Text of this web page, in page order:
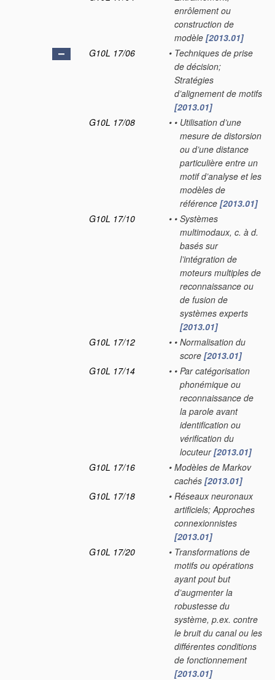
enrôlement ou
construction de
modèle [2013.01]
G10L 17/06
• Techniques de prise
de décision;
Stratégies
d’alignement de motifs
[2013.01]
G10L 17/08
• • Utilisation d’une
mesure de distorsion
ou d’une distance
particulière entre un
motif d’analyse et les
modèles de
référence [2013.01]
G10L 17/10
• • Systèmes
multimodaux, c. à d.
basés sur
l’intégration de
moteurs multiples de
reconnaissance ou
de fusion de
systèmes experts
[2013.01]
G10L 17/12
• • Normalisation du
score [2013.01]
G10L 17/14
• • Par catégorisation
phonémique ou
reconnaissance de
la parole avant
identification ou
vérification du
locuteur[2013.01]
G10L 17/16
• Modèles de Markov
cachés [2013.01]
G10L 17/18
• Réseaux neuronaux
artificiels; Approches
connexionnistes
[2013.01]
G10L 17/20
• Transformations de
motifs ou opérations
ayant pout but
d’augmenter la
robustesse du
système, p.ex. contre
le bruit du canal ou les
différentes conditions
de fonctionnement
[2013.01]